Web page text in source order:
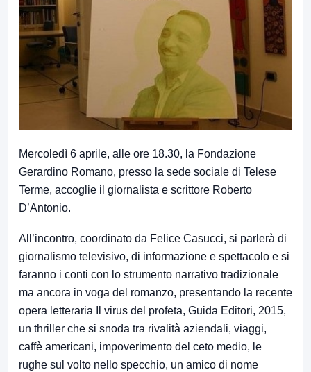
Mercoledì 6 aprile, alle ore 18.30, la Fondazione
Gerardino Romano, presso la sede sociale di Telese
Terme, accoglie il giornalista e scrittore Roberto
D’Antonio.
All’incontro, coordinato da Felice Casucci, si parlerà di
giornalismo televisivo, di informazione e spettacolo e si
faranno i conti con lo strumento narrativo tradizionale
ma ancora in voga del romanzo, presentando la recente
opera letteraria Il virus del profeta, Guida Editori, 2015,
un thriller che si snoda tra rivalità aziendali, viaggi,
caffè americani, impoverimento del ceto medio, le
rughe sul volto nello specchio, un amico di nome